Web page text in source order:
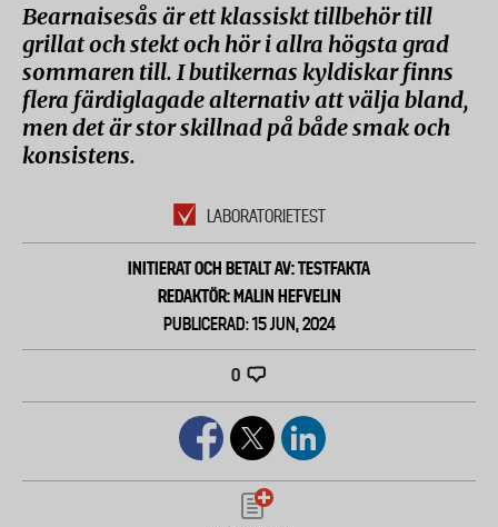
Bearnaisesås är ett klassiskt tillbehör till
grillat och stekt och hör i allra högsta grad
sommaren till. I butikernas kyldiskar finns
flera färdiglagade alternativ att välja bland,
men det är stor skillnad på både smak och
konsistens.
LABORATORIETEST
INITIERAT OCH BETALT AV: TESTFAKTA
REDAKTÖR: MALIN HEFVELIN
PUBLICERAD: 15 JUN, 2024
0